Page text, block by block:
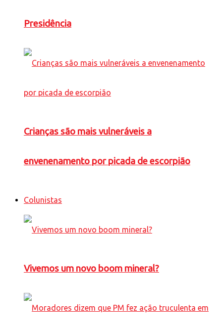
Presidência
Crianças são mais vulneráveis a
envenenamento por picada de escorpião
Colunistas
Vivemos um novo boom mineral?